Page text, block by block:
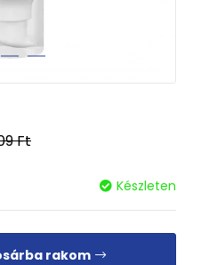
Ft
Készleten
rakom